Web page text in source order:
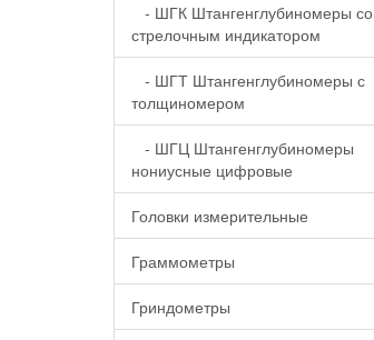
- ШГК Штангенглубиномеры со
стрелочным индикатором
- ШГТ Штангенглубиномеры с
толщиномером
- ШГЦ Штангенглубиномеры
нониусные цифровые
Головки измерительные
Граммометры
Гриндометры